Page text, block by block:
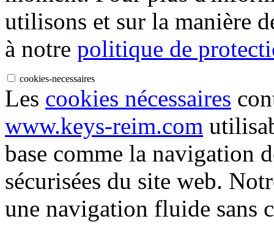
utilisons et sur la manière
à notre politique de
cookies-necessaires
Les cookies nécessaires
www.keys-reim.com
base comme la navigation
sécurisées du site web.
une navigation fluide sans